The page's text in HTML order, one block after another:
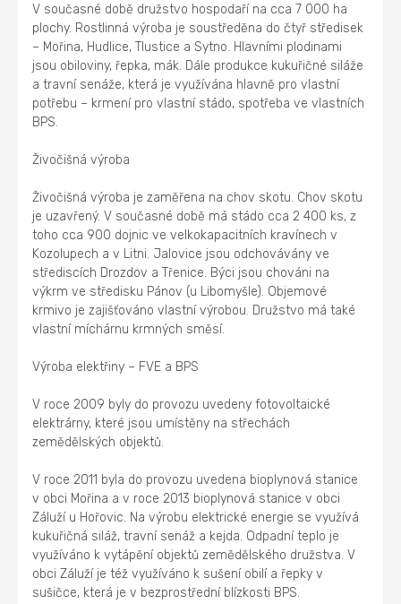
V současné době družstvo hospodaří na cca 7 000 ha
plochy. Rostlinná výroba je soustředěna do čtyř středisek
– Mořina, Hudlice, Tlustice a Sytno. Hlavními plodinami
jsou obiloviny, řepka, mák. Dále produkce kukuřičné siláže
a travní senáže, která je využívána hlavně pro vlastní
potřebu – krmení pro vlastní stádo, spotřeba ve vlastních
BPS.
Živočišná výroba
Živočišná výroba je zaměřena na chov skotu. Chov skotu
je uzavřený. V současné době má stádo cca 2 400 ks, z
toho cca 900 dojnic ve velkokapacitních kravínech v
Kozolupech a v Litni. Jalovice jsou odchovávány ve
střediscích Drozdov a Třenice. Býci jsou chováni na
výkrm ve středisku Pánov (u Libomyšle). Objemové
krmivo je zajišťováno vlastní výrobou. Družstvo má také
vlastní míchárnu krmných směsí.
Výroba elektřiny – FVE a BPS
V roce 2009 byly do provozu uvedeny fotovoltaické
elektrárny, které jsou umístěny na střechách
zemědělských objektů.
V roce 2011 byla do provozu uvedena bioplynová stanice
v obci Mořina a v roce 2013 bioplynová stanice v obci
Záluží u Hořovic. Na výrobu elektrické energie se využívá
kukuřičná siláž, travní senáž a kejda. Odpadní teplo je
využíváno k vytápění objektů zemědělského družstva. V
obci Záluží je též využíváno k sušení obilí a řepky v
sušičce, která je v bezprostřední blízkosti BPS.